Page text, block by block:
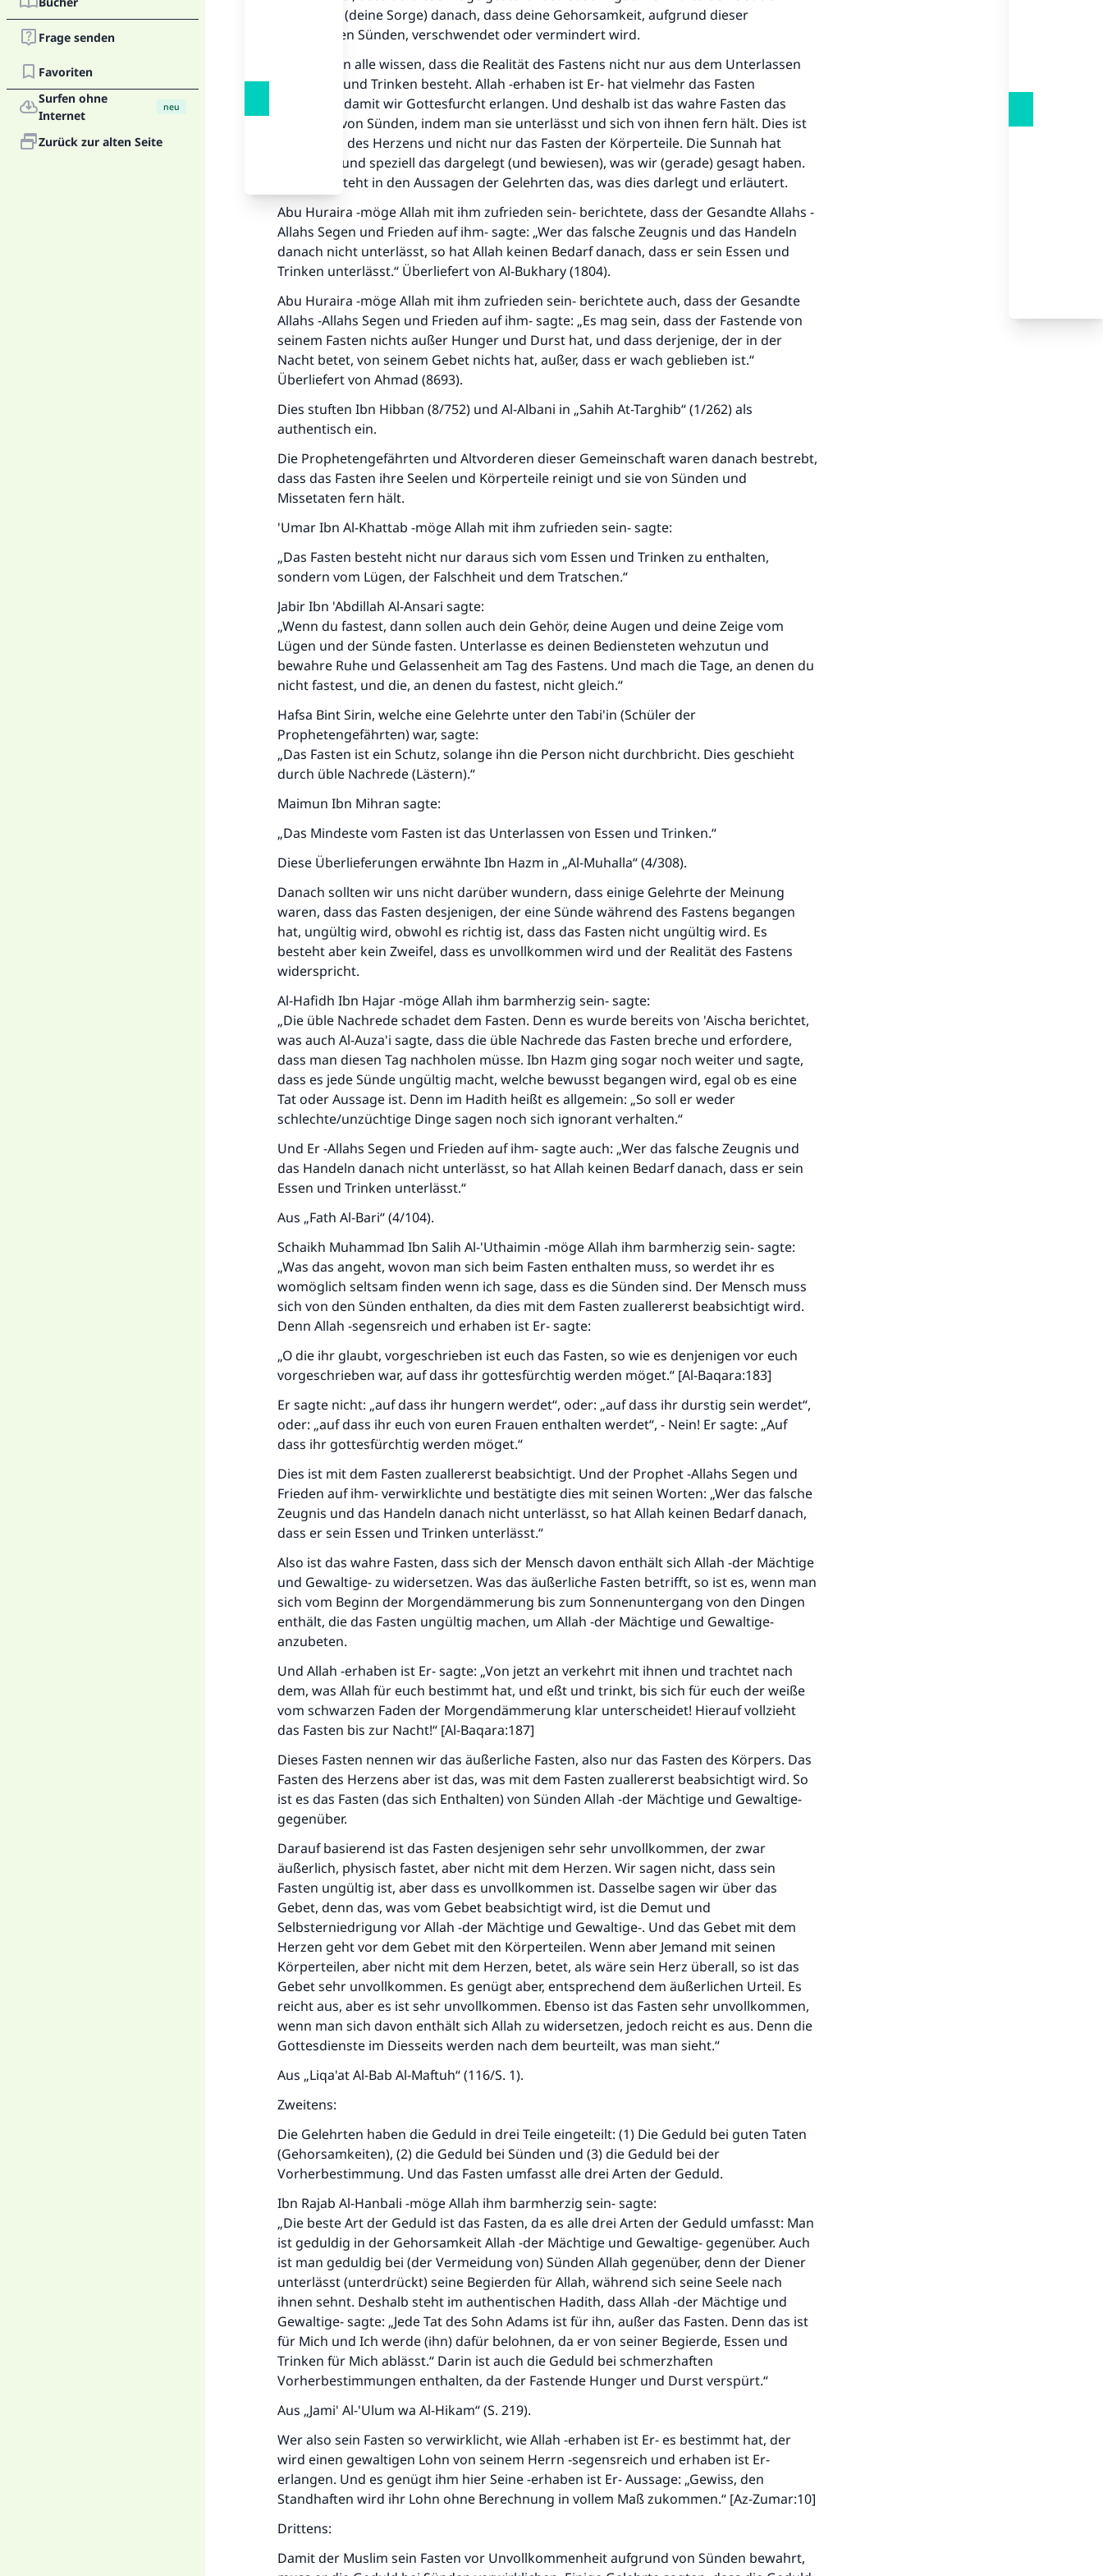
Frage senden
Favoriten
Surfen ohne
Internet
neu
Zurück zur alten Seite
Bestreben (deine Sorge) danach, dass deine Gehorsamkeit, aufgrund dieser
verbreiteten Sünden, verschwendet oder vermindert wird.
Wir müssen alle wissen, dass die Realität des Fastens nicht nur aus dem Unterlassen
von Essen und Trinken besteht. Allah -erhaben ist Er- hat vielmehr das Fasten
bestimmt, damit wir Gottesfurcht erlangen. Und deshalb ist das wahre Fasten das
Enthalten von Sünden, indem man sie unterlässt und sich von ihnen fern hält. Dies ist
das Fasten des Herzens und nicht nur das Fasten der Körperteile. Die Sunnah hat
allgemein und speziell das dargelegt (und bewiesen), was wir (gerade) gesagt haben.
Genauso steht in den Aussagen der Gelehrten das, was dies darlegt und erläutert.
Abu Huraira -möge Allah mit ihm zufrieden sein- berichtete, dass der Gesandte Allahs -
Allahs Segen und Frieden auf ihm- sagte: „Wer das falsche Zeugnis und das Handeln
danach nicht unterlässt, so hat Allah keinen Bedarf danach, dass er sein Essen und
Trinken unterlässt.“ Überliefert von Al-Bukhary (1804).
Abu Huraira -möge Allah mit ihm zufrieden sein- berichtete auch, dass der Gesandte
Allahs -Allahs Segen und Frieden auf ihm- sagte: „Es mag sein, dass der Fastende von
seinem Fasten nichts außer Hunger und Durst hat, und dass derjenige, der in der
Nacht betet, von seinem Gebet nichts hat, außer, dass er wach geblieben ist.“
Überliefert von Ahmad (8693).
Dies stuften Ibn Hibban (8/752) und Al-Albani in „Sahih At-Targhib“ (1/262) als
authentisch ein.
Die Prophetengefährten und Altvorderen dieser Gemeinschaft waren danach bestrebt,
dass das Fasten ihre Seelen und Körperteile reinigt und sie von Sünden und
Missetaten fern hält.
'Umar Ibn Al-Khattab -möge Allah mit ihm zufrieden sein- sagte:
„Das Fasten besteht nicht nur daraus sich vom Essen und Trinken zu enthalten,
sondern vom Lügen, der Falschheit und dem Tratschen.“
Jabir Ibn 'Abdillah Al-Ansari sagte:
„Wenn du fastest, dann sollen auch dein Gehör, deine Augen und deine Zeige vom
Lügen und der Sünde fasten. Unterlasse es deinen Bediensteten wehzutun und
bewahre Ruhe und Gelassenheit am Tag des Fastens. Und mach die Tage, an denen du
nicht fastest, und die, an denen du fastest, nicht gleich.“
Hafsa Bint Sirin, welche eine Gelehrte unter den Tabi'in (Schüler der
Prophetengefährten) war, sagte:
„Das Fasten ist ein Schutz, solange ihn die Person nicht durchbricht. Dies geschieht
durch üble Nachrede (Lästern).“
Maimun Ibn Mihran sagte:
„Das Mindeste vom Fasten ist das Unterlassen von Essen und Trinken.“
Diese Überlieferungen erwähnte Ibn Hazm in „Al-Muhalla“ (4/308).
Danach sollten wir uns nicht darüber wundern, dass einige Gelehrte der Meinung
waren, dass das Fasten desjenigen, der eine Sünde während des Fastens begangen
hat, ungültig wird, obwohl es richtig ist, dass das Fasten nicht ungültig wird. Es
besteht aber kein Zweifel, dass es unvollkommen wird und der Realität des Fastens
widerspricht.
Al-Hafidh Ibn Hajar -möge Allah ihm barmherzig sein- sagte:
„Die üble Nachrede schadet dem Fasten. Denn es wurde bereits von 'Aischa berichtet,
was auch Al-Auza'i sagte, dass die üble Nachrede das Fasten breche und erfordere,
dass man diesen Tag nachholen müsse. Ibn Hazm ging sogar noch weiter und sagte,
dass es jede Sünde ungültig macht, welche bewusst begangen wird, egal ob es eine
Tat oder Aussage ist. Denn im Hadith heißt es allgemein: „So soll er weder
schlechte/unzüchtige Dinge sagen noch sich ignorant verhalten.“
Und Er -Allahs Segen und Frieden auf ihm- sagte auch: „Wer das falsche Zeugnis und
das Handeln danach nicht unterlässt, so hat Allah keinen Bedarf danach, dass er sein
Essen und Trinken unterlässt.“
Aus „Fath Al-Bari“ (4/104).
Schaikh Muhammad Ibn Salih Al-'Uthaimin -möge Allah ihm barmherzig sein- sagte:
„Was das angeht, wovon man sich beim Fasten enthalten muss, so werdet ihr es
womöglich seltsam finden wenn ich sage, dass es die Sünden sind. Der Mensch muss
sich von den Sünden enthalten, da dies mit dem Fasten zuallererst beabsichtigt wird.
Denn Allah -segensreich und erhaben ist Er- sagte:
„O die ihr glaubt, vorgeschrieben ist euch das Fasten, so wie es denjenigen vor euch
vorgeschrieben war, auf dass ihr gottesfürchtig werden möget.“ [Al-Baqara:183]
Er sagte nicht: „auf dass ihr hungern werdet“, oder: „auf dass ihr durstig sein werdet“,
oder: „auf dass ihr euch von euren Frauen enthalten werdet“, - Nein! Er sagte: „Auf
dass ihr gottesfürchtig werden möget.“
Dies ist mit dem Fasten zuallererst beabsichtigt. Und der Prophet -Allahs Segen und
Frieden auf ihm- verwirklichte und bestätigte dies mit seinen Worten: „Wer das falsche
Zeugnis und das Handeln danach nicht unterlässt, so hat Allah keinen Bedarf danach,
dass er sein Essen und Trinken unterlässt.“
Also ist das wahre Fasten, dass sich der Mensch davon enthält sich Allah -der Mächtige
und Gewaltige- zu widersetzen. Was das äußerliche Fasten betrifft, so ist es, wenn man
sich vom Beginn der Morgendämmerung bis zum Sonnenuntergang von den Dingen
enthält, die das Fasten ungültig machen, um Allah -der Mächtige und Gewaltige-
anzubeten.
Und Allah -erhaben ist Er- sagte: „Von jetzt an verkehrt mit ihnen und trachtet nach
dem, was Allah für euch bestimmt hat, und eßt und trinkt, bis sich für euch der weiße
vom schwarzen Faden der Morgendämmerung klar unterscheidet! Hierauf vollzieht
das Fasten bis zur Nacht!“ [Al-Baqara:187]
Dieses Fasten nennen wir das äußerliche Fasten, also nur das Fasten des Körpers. Das
Fasten des Herzens aber ist das, was mit dem Fasten zuallererst beabsichtigt wird. So
ist es das Fasten (das sich Enthalten) von Sünden Allah -der Mächtige und Gewaltige-
gegenüber.
Darauf basierend ist das Fasten desjenigen sehr sehr unvollkommen, der zwar
äußerlich, physisch fastet, aber nicht mit dem Herzen. Wir sagen nicht, dass sein
Fasten ungültig ist, aber dass es unvollkommen ist. Dasselbe sagen wir über das
Gebet, denn das, was vom Gebet beabsichtigt wird, ist die Demut und
Selbsterniedrigung vor Allah -der Mächtige und Gewaltige-. Und das Gebet mit dem
Herzen geht vor dem Gebet mit den Körperteilen. Wenn aber Jemand mit seinen
Körperteilen, aber nicht mit dem Herzen, betet, als wäre sein Herz überall, so ist das
Gebet sehr unvollkommen. Es genügt aber, entsprechend dem äußerlichen Urteil. Es
reicht aus, aber es ist sehr unvollkommen. Ebenso ist das Fasten sehr unvollkommen,
wenn man sich davon enthält sich Allah zu widersetzen, jedoch reicht es aus. Denn die
Gottesdienste im Diesseits werden nach dem beurteilt, was man sieht.“
Aus „Liqa'at Al-Bab Al-Maftuh“ (116/S. 1).
Zweitens:
Die Gelehrten haben die Geduld in drei Teile eingeteilt: (1) Die Geduld bei guten Taten
(Gehorsamkeiten), (2) die Geduld bei Sünden und (3) die Geduld bei der
Vorherbestimmung. Und das Fasten umfasst alle drei Arten der Geduld.
Ibn Rajab Al-Hanbali -möge Allah ihm barmherzig sein- sagte:
„Die beste Art der Geduld ist das Fasten, da es alle drei Arten der Geduld umfasst: Man
ist geduldig in der Gehorsamkeit Allah -der Mächtige und Gewaltige- gegenüber. Auch
ist man geduldig bei (der Vermeidung von) Sünden Allah gegenüber, denn der Diener
unterlässt (unterdrückt) seine Begierden für Allah, während sich seine Seele nach
ihnen sehnt. Deshalb steht im authentischen Hadith, dass Allah -der Mächtige und
Gewaltige- sagte: „Jede Tat des Sohn Adams ist für ihn, außer das Fasten. Denn das ist
für Mich und Ich werde (ihn) dafür belohnen, da er von seiner Begierde, Essen und
Trinken für Mich ablässt.“ Darin ist auch die Geduld bei schmerzhaften
Vorherbestimmungen enthalten, da der Fastende Hunger und Durst verspürt.“
Aus „Jami' Al-'Ulum wa Al-Hikam“ (S. 219).
Wer also sein Fasten so verwirklicht, wie Allah -erhaben ist Er- es bestimmt hat, der
wird einen gewaltigen Lohn von seinem Herrn -segensreich und erhaben ist Er-
erlangen. Und es genügt ihm hier Seine -erhaben ist Er- Aussage: „Gewiss, den
Standhaften wird ihr Lohn ohne Berechnung in vollem Maß zukommen.“ [Az-Zumar:10]
Drittens:
Damit der Muslim sein Fasten vor Unvollkommenheit aufgrund von Sünden bewahrt,
Die Antwort Nr. 110845 rettete eine Ehe.
Unterstütze die Arbeit von Islam Q&A
Der Prophet -Allahs Segen und Frieden auf ihm- sagte:
durchführt."
(MUSLIM 1893)
Beitrag dazu